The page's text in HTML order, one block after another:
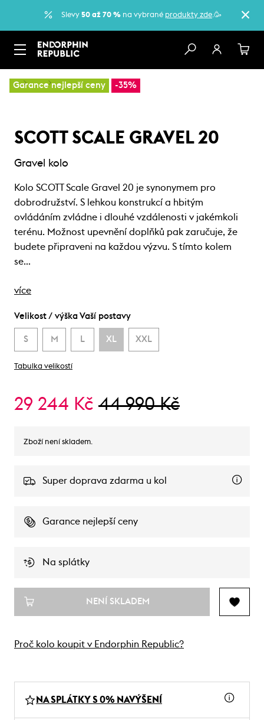
Slevy 50 až 70 % na vybrané produkty zde.🥳
Garance nejlepší ceny -35%
… Kola Gravel kola
SCOTT SCALE GRAVEL 20
Gravel kolo
Kolo SCOTT Scale Gravel 20 je synonymem pro
dobrodružství. S lehkou konstrukcí a hbitým
ovládáním zvládne i dlouhé vzdálenosti v jakémkoli
terénu. Možnost upevnění doplňků pak zaručuje, že
budete připraveni na každou výzvu. S tímto kolem
se…
více
Velikost / výška Vaší postavy
S M L XL XXL
Tabulka velikostí
29 244 Kč 44 990 Kč
Zboží není skladem.
Super doprava zdarma u kol
Garance nejlepší ceny
Na splátky
NENÍ SKLADEM
Proč kolo koupit v Endorphin Republic?
NA SPLÁTKY S 0% NAVÝŠENÍ